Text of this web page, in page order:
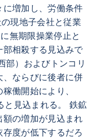
増加し、労働条件
現地子会社と従業
無期限操業停止と
相殺する見込みで
部）およびトンコリ
、ならびに後者に併
働開始により、
と見込まれる。 鉄鉱
の増加が見込まれ
度が低下するだろ